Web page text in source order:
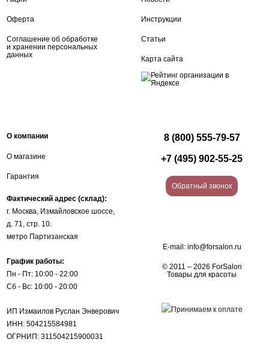
Оферта
Соглашение об обработке
и хранении персональных
данных
Инструкции
Статьи
Карта сайта
О компании
О магазине
Гарантия
Фактический адрес (склад):
г. Москва, Измайловское шоссе,
д. 71, стр. 10.
метро Партизанская
График работы:
Пн - Пт: 10:00 - 22:00
Сб - Вс: 10:00 - 20:00
ИП Измаилов Руслан Энверович
ИНН: 504215584981
ОГРНИП: 311504215900031
8 (800) 555-79-57
+7 (495) 902-55-25
Обратный звонок
E-mail: info@forsalon.ru
© 2011 – 2026 ForSalon
Товары для красоты